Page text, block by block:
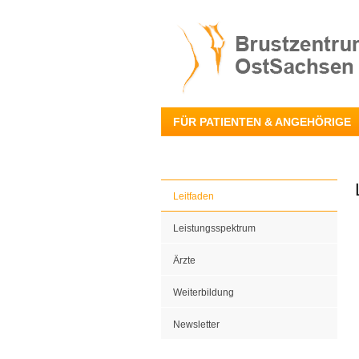
FÜR PATIENTEN & ANGEHÖRIGE
Leitfaden
Leistungsspektrum
Ärzte
Weiterbildung
Newsletter